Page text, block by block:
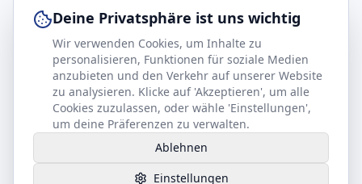
footer.company
Kontakt
Partner werden
Gesundheits-Kompass
Rechtliches
Impressum
Datenschutz
AGB
Deine Privatsphäre ist uns wichtig
Wir verwenden Cookies, um Inhalte zu
personalisieren, Funktionen für soziale Medien
anzubieten und den Verkehr auf unserer Website
zu analysieren. Klicke auf 'Akzeptieren', um alle
Cookies zuzulassen, oder wähle 'Einstellungen',
um deine Präferenzen zu verwalten.
Ablehnen
Einstellungen
Hilfe benötigt?